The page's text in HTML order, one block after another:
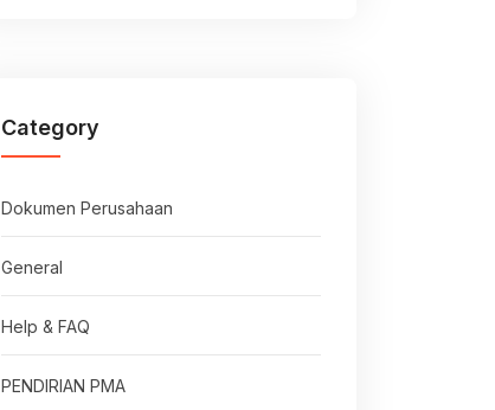
Category
Dokumen Perusahaan
General
Help & FAQ
PENDIRIAN PMA